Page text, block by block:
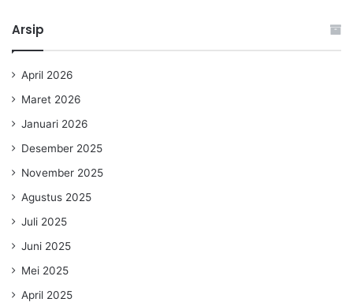
Arsip
April 2026
Maret 2026
Januari 2026
Desember 2025
November 2025
Agustus 2025
Juli 2025
Juni 2025
Mei 2025
April 2025